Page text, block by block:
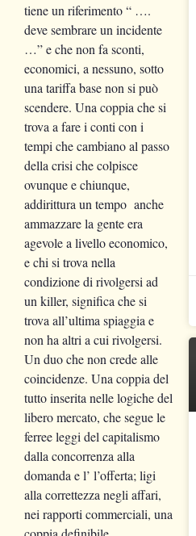
tiene un riferimento “ ….
deve sembrare un incidente
…” e che non fa sconti,
economici, a nessuno, sotto
una tariffa base non si può
scendere. Una coppia che si
trova a fare i conti con i
tempi che cambiano al passo
della crisi che colpisce
ovunque e chiunque,
addirittura un tempo anche
ammazzare la gente era
agevole a livello economico,
e chi si trova nella
condizione di rivolgersi ad
un killer, significa che si
trova all’ultima spiaggia e
non ha altri a cui rivolgersi.
Un duo che non crede alle
coincidenze. Una coppia del
tutto inserita nelle logiche del
libero mercato, che segue le
ferree leggi del capitalismo
dalla concorrenza alla
domanda e l’ l’offerta; ligi
alla correttezza negli affari,
nei rapporti commerciali, una